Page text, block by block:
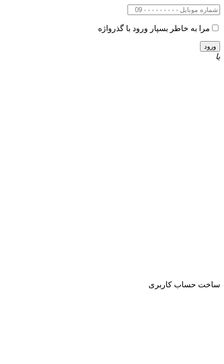
مرا به خاطر بسپار ورود با گذرواژه
یا
ساخت حساب کاربری